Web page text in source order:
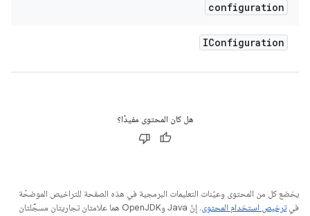
configuration
IConfiguration
هل كان المحتوى مفيدًا؟
يخضع كل من المحتوى وعيّنات التعليمات البرمجية في هذه الصفحة للتراخيص الموضحّة
فيترخيص استخدام المحتوى
. إنّ Java وOpenJDK هما علامتان تجاريتان مسجَّلتان